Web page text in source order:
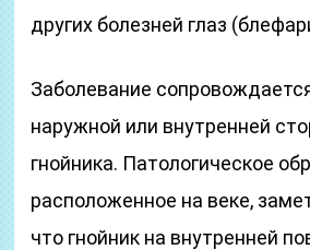
других болезней глаз
Заболевание
наружной или внутренней
гнойника. Патологическое
расположенное на веке,
что гнойник на внутренней